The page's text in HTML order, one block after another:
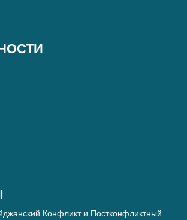
Конфликт и Постконфликтный